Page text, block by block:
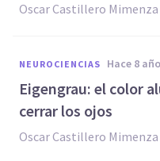
Oscar Castillero Mimenza
NEUROCIENCIAS hace 8
Eigengrau: el color
cerrar los ojos
Oscar Castillero Mimenza